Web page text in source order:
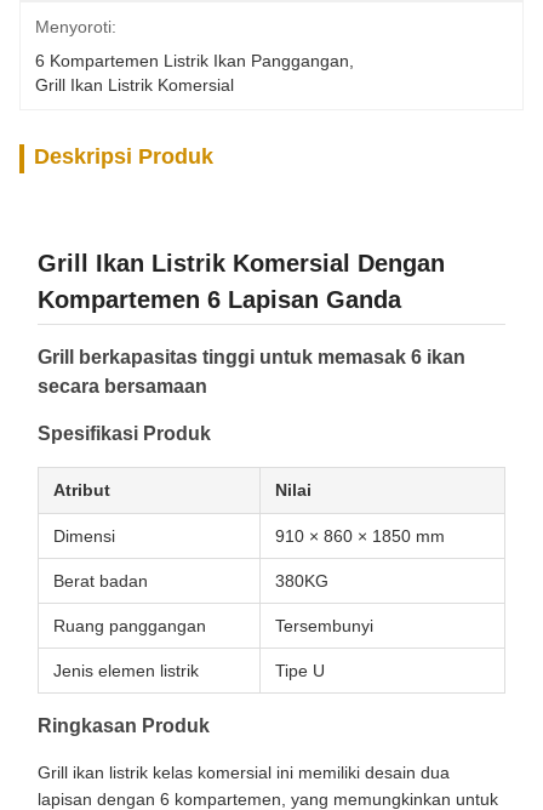
Menyoroti:
6 Kompartemen Listrik Ikan Panggangan
Grill Ikan Listrik Komersial
Deskripsi Produk
Grill Ikan Listrik Komersial Dengan
Kompartemen 6 Lapisan Ganda
Grill berkapasitas tinggi untuk memasak 6 ikan
secara bersamaan
Spesifikasi Produk
Atribut Nilai
Dimensi 910 × 860 × 1850 mm
Berat badan 380KG
Ruang panggangan Tersembunyi
Jenis elemen listrik Tipe U
Ringkasan Produk
Grill ikan listrik kelas komersial ini memiliki desain dua
lapisan dengan 6 kompartemen, yang memungkinkan untuk